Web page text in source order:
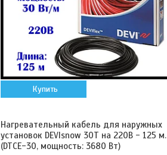
Купить
Нагревательный кабель для наружных
установок DEVIsnow 30T на 220В - 125 м.
(DTCE-30, мощность: 3680 Вт)